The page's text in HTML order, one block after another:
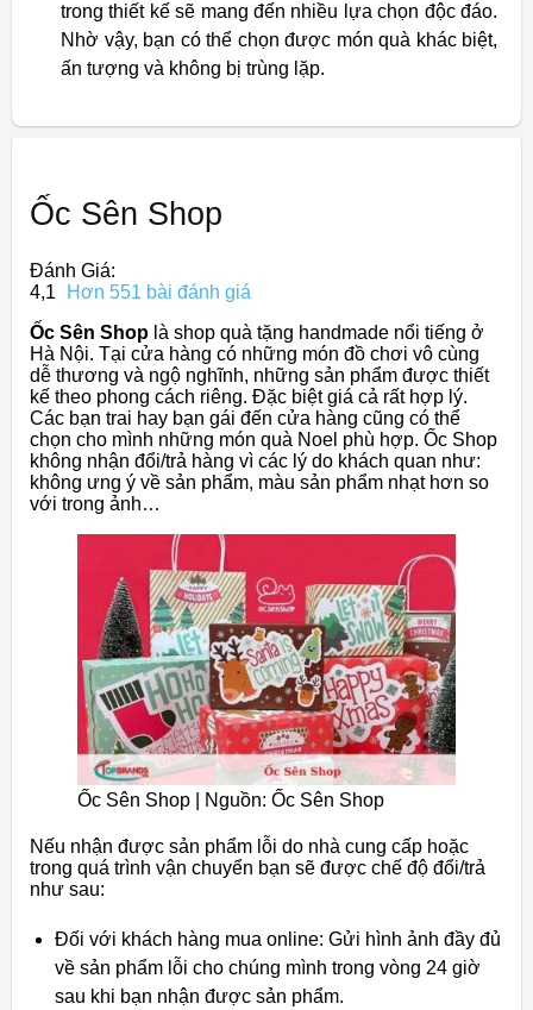
trong thiết kế sẽ mang đến nhiều lựa chọn độc đáo.
Nhờ vậy, bạn có thể chọn được món quà khác biệt,
ấn tượng và không bị trùng lặp.
Ốc Sên Shop
Đánh Giá:
4,1
Hơn 551 bài đánh giá
Ốc Sên Shop là shop quà tặng handmade nổi tiếng ở
Hà Nội. Tại cửa hàng có những món đồ chơi vô cùng
dễ thương và ngộ nghĩnh, những sản phẩm được thiết
kế theo phong cách riêng. Đặc biệt giá cả rất hợp lý.
Các bạn trai hay bạn gái đến cửa hàng cũng có thể
chọn cho mình những món quà Noel phù hợp. Ốc Shop
không nhận đổi/trả hàng vì các lý do khách quan như:
không ưng ý về sản phẩm, màu sản phẩm nhạt hơn so
với trong ảnh…
Ốc Sên Shop | Nguồn: Ốc Sên Shop
Nếu nhận được sản phẩm lỗi do nhà cung cấp hoặc
trong quá trình vận chuyển bạn sẽ được chế độ đổi/trả
như sau:
Đối với khách hàng mua online: Gửi hình ảnh đầy đủ
về sản phẩm lỗi cho chúng mình trong vòng 24 giờ
sau khi bạn nhận được sản phẩm.